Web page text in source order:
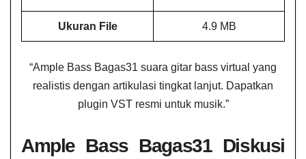
Ukuran File 4.9 MB
“Ample Bass Bagas31 suara gitar bass virtual yang
realistis dengan artikulasi tingkat lanjut. Dapatkan
plugin VST resmi untuk musik.”
Ample Bass Bagas31 Diskusi